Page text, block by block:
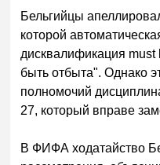
Бельгийцы
которой
дисквалификация must
быть отбыта". Однако
полномочий
27, который вправе
В ФИФА ходатайство